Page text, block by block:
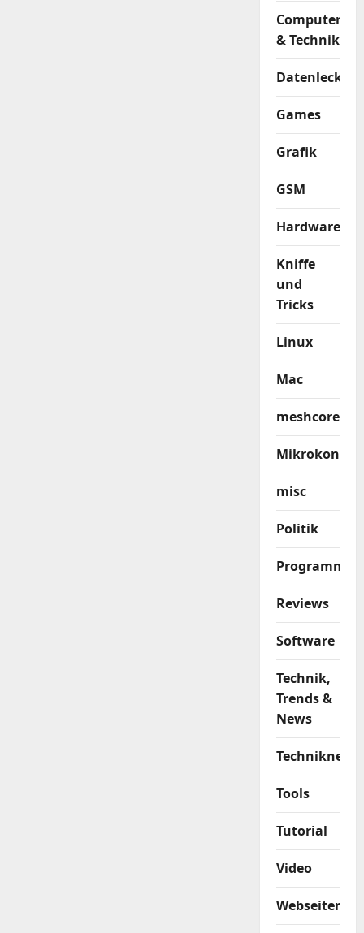
Computer
& Technik
Datenleck
Games
Grafik
GSM
Hardware
Kniffe
und
Tricks
Linux
Mac
meshcore
misc
Politik
Reviews
Software
Technik,
Trends &
News
Techniknews
Tools
Tutorial
Video
Webseiten